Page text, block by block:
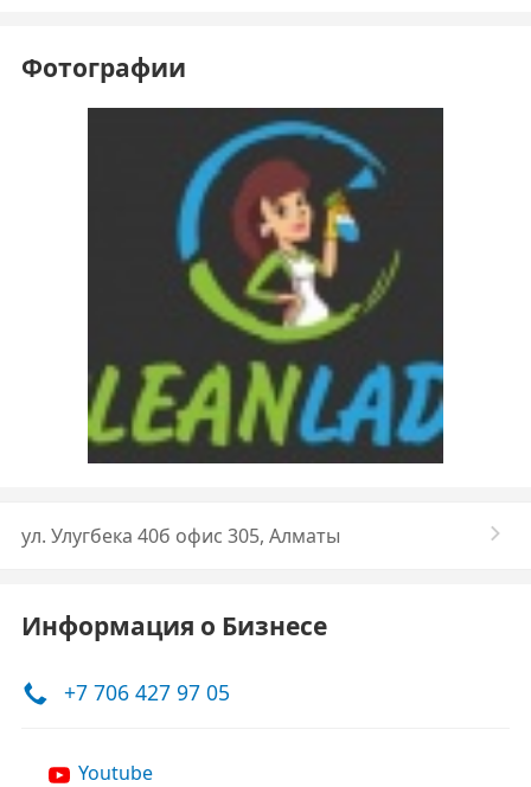
Фотографии
ул. Улугбека 40б офис 305, Алматы
Информация о Бизнесе
+7 706 427 97 05
Youtube